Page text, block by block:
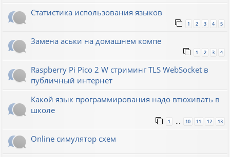
Статистика использования языков
1 2 3 4 5
Замена аськи на домашнем компе
1 2 3 4
Raspberry Pi Pico 2 W стриминг TLS WebSocket в
публичный интернет
Какой язык программирования надо втюхивать в
школе
1 … 10 11 12 13
Online симулятор схем